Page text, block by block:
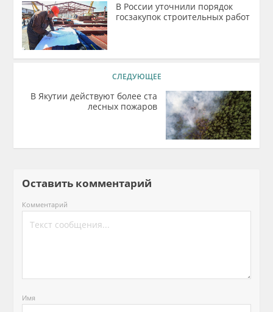
В России уточнили порядок
госзакупок строительных работ
СЛЕДУЮЩЕЕ
В Якутии действуют более ста
лесных пожаров
Оставить комментарий
Комментарий
Имя